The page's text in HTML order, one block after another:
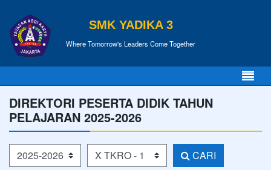
SMK YADIKA 3
Where Tomorrow's Leaders Come Together
DIREKTORI PESERTA DIDIK TAHUN
PELAJARAN 2025-2026
Tahun Pelajaran Kelas CARI